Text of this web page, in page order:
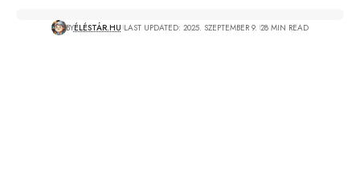
BYÉLÉSTÁR.HU LAST UPDATED: 2025. SZEPTEMBER 9. 28 MIN READ